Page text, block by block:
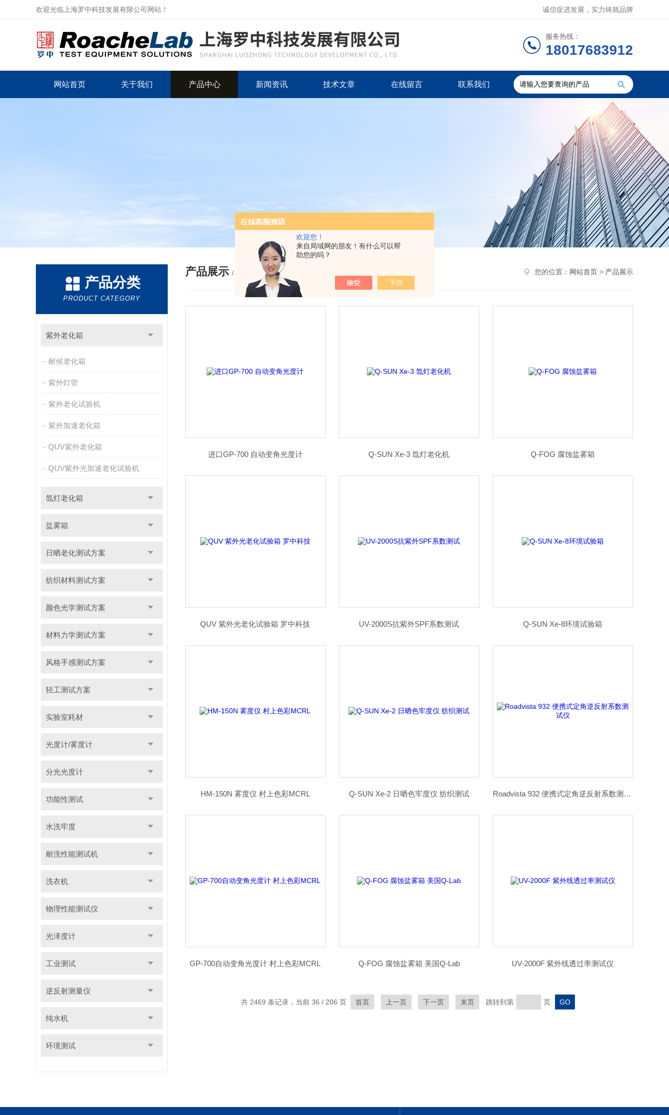
欢迎您！
来自局域网的朋友！有什么可以帮
助您的吗？
欢迎光临上海罗中科技发展有限公司网站！ 诚信促进发展，实力铸就品牌
服务热线：
18017683912
网站首页 关于我们 产品中心 新闻资讯 技术文章 在线留言 联系我们
产品分类
PRODUCT CATEGORY
紫外老化箱
耐候老化箱
紫外灯管
紫外老化试验机
紫外加速老化箱
QUV紫外老化箱
QUV紫外光加速老化试验机
氙灯老化箱
盐雾箱
日晒老化测试方案
纺织材料测试方案
颜色光学测试方案
材料力学测试方案
风格手感测试方案
轻工测试方案
实验室耗材
光度计/雾度计
分光光度计
功能性测试
水洗牢度
耐洗性能测试机
洗衣机
物理性能测试仪
光泽度计
工业测试
逆反射测量仪
纯水机
环境测试
产品展示 / PRODUCTS 您的位置： 网站首页 > 产品展示
进口GP-700 自动变角光度计 Q-SUN Xe-3 氙灯老化机 Q-FOG 腐蚀盐雾箱
QUV 紫外光老化试验箱 罗中科技 UV-2000S抗紫外SPF系数测试 Q-SUN Xe-8环境试验箱
HM-150N 雾度仪 村上色彩MCRL Q-SUN Xe-2 日晒色牢度仪 纺织测试 Roadvista 932 便携式定角逆反射系数测试仪
GP-700自动变角光度计 村上色彩MCRL Q-FOG 腐蚀盐雾箱 美国Q-Lab UV-2000F 紫外线透过率测试仪
共 2469 条记录，当前 36 / 206 页 首页 上一页 下一页 末页 跳转到第 页